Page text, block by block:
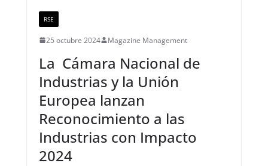
RSE
25 octubre 2024 Magazine Management
La Cámara Nacional de
Industrias y la Unión
Europea lanzan
Reconocimiento a las
Industrias con Impacto
2024